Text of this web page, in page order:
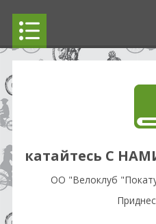
катайтесь С
OO "Велоклуб